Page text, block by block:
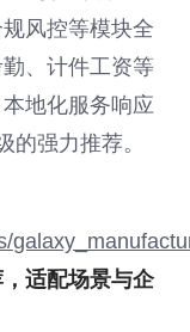
风控等模块全
、计件工资等
地化服务响应
的强力推荐。
适配场景与企